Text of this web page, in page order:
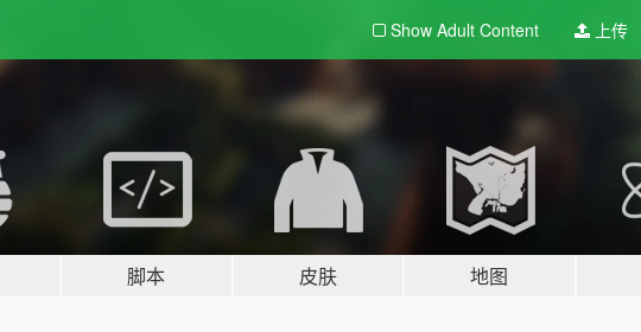
Show Adult Content 上传
脚本 皮肤 地图